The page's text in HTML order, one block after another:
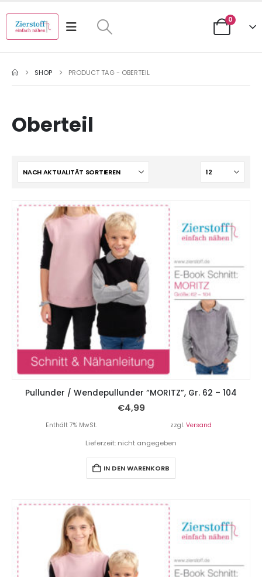
0
SHOP PRODUCT TAG - OBERTEIL
Oberteil
Pullunder / Wendepullunder “MORITZ”, Gr. 62 – 104
€4,99
Enthält 7% MwSt. zzgl. Versand
Lieferzeit: nicht angegeben
IN DEN WARENKORB